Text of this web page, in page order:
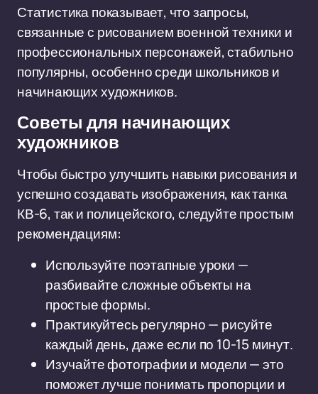
Статистика показывает, что запросы,
связанные с рисованием военной техники и
профессиональных персонажей, стабильно
популярны, особенно среди школьников и
начинающих художников.
Советы для начинающих
художников
Чтобы быстро улучшить навыки рисования и
успешно создавать изображения, как танка
КВ-6, так и полицейского, следуйте простым
рекомендациям:
Используйте поэтапные уроки —
разбивайте сложные объекты на
простые формы.
Практикуйтесь регулярно — рисуйте
каждый день, даже если по 10-15 минут.
Изучайте фотографии и модели — это
поможет лучше понимать пропорции и